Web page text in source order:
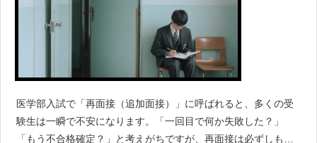
医学部入試で「再面接（追加面接）」に呼ばれると、多くの受
験生は一瞬で不安になります。「一回目で何か失敗した？」
「もう不合格確定？」と考えがちですが、再面接は必ずしもマ